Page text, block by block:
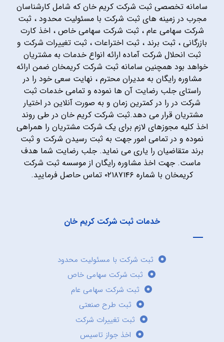
سامانه تخصصی ثبت شرکت کریم خان که شامل کارشناسان
مجرب در زمینه های ثبت شرکت با مسئولیت محدود ، ثبت
شرکت سهامی عام ، ثبت شرکت سهامی خاص ، اخذ کارت
بازرگانی ، ثبت برند ، ثبت اختراعات ، ثبت تغییرات شرکت و
ثبت انحلال شرکت آماده ارائه انواع خدمات به مشتریان
خواهد بود همچنین سامانه ثبت شرکت کریمخان ضمن ارائه
مشاوره رایگان به مدیران محترم ، نهایت سعی خود را در
راستای جلب رضایت آن ها نموده و تمامی خدمات ثبت
شرکت در را در کمترین زمان و به صورت آنلاین در اختیار
مشتریان قرار می دهد.ثبت شرکت کریم خان در طی روند
اخذ کلیه مجوزهای لازم برای یک شرکت مشتریان را همراهی
نموده و در تمامی امور جهت به ثبت رسیدن شرکت و ثبت
برند متقاضیان را یاری می نماید. جلب رضایت شما هدف
ماست. جهت اخذ مشاوره رایگان از موسسه ثبت شرکت
کریمخان با شماره ۰۲۱۸۷۱۴۶ تماس حاصل فرمایید.
خدمات ثبت شرکت کریم خان
ثبت شرکت با مسئولیت محدود
ثبت شرکت سهامی خاص
ثبت شرکت سهامی عام
ثبت طرح صنعتی
ثبت تغییرات شرکت
اخذ جواز تاسیس